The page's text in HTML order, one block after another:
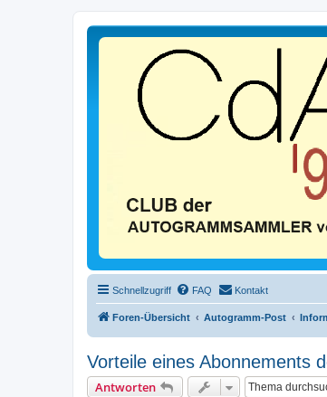
Schnellzugriff FAQ Kontakt
Foren-Übersicht Autogramm-Post
Vorteile eines Abonnements
Antworten